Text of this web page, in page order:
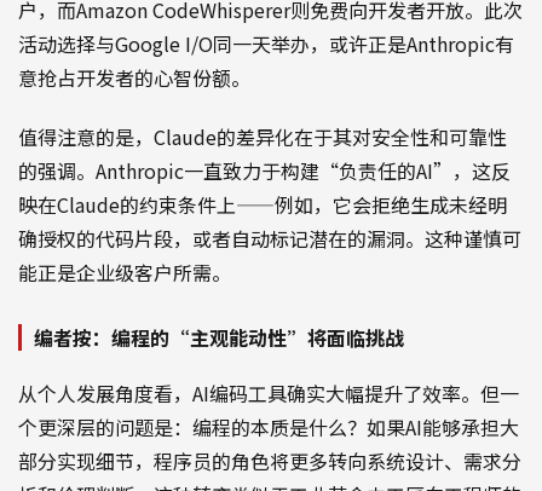
户，而Amazon CodeWhisperer则免费向开发者开放。此次
活动选择与Google I/O同一天举办，或许正是Anthropic有
意抢占开发者的心智份额。
值得注意的是，Claude的差异化在于其对安全性和可靠性
的强调。Anthropic一直致力于构建“负责任的AI”，这反
映在Claude的约束条件上——例如，它会拒绝生成未经明
确授权的代码片段，或者自动标记潜在的漏洞。这种谨慎可
能正是企业级客户所需。
编者按：编程的“主观能动性”将面临挑战
从个人发展角度看，AI编码工具确实大幅提升了效率。但一
个更深层的问题是：编程的本质是什么？如果AI能够承担大
部分实现细节，程序员的角色将更多转向系统设计、需求分